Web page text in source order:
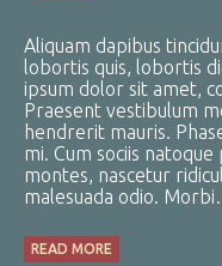
Aliquam dapibus
lobortis quis, lobortis
ipsum dolor sit amet,
Praesent vestibulum
hendrerit mauris.
mi. Cum sociis
montes, nascetur
malesuada odio.
READ MORE